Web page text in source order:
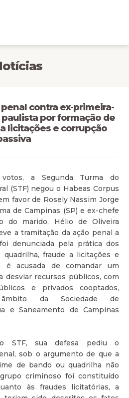
penal contra ex-primeira-
por formação de
licitações e corrupção
a Segunda Turma do
(STF) negou o Habeas Corpus
favor de Rosely Nassim Jorge
de Campinas (SP) e ex-chefe
do marido, Hélio de Oliveira
a tramitação da ação penal a
denunciada pela prática dos
fraude a licitações e
é acusada de comandar um
desviar recursos públicos, com
e privados cooptados,
da Sociedade de
e Saneamento de Campinas
STF, sua defesa pediu o
sob o argumento de que a
de bando ou quadrilha não
criminoso foi constituído
às fraudes licitatórias, a